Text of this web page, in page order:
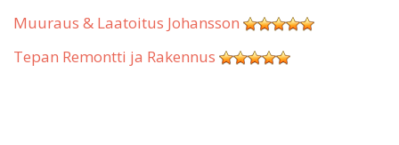
Muuraus & Laatoitus Johansson
Tepan Remontti ja Rakennus